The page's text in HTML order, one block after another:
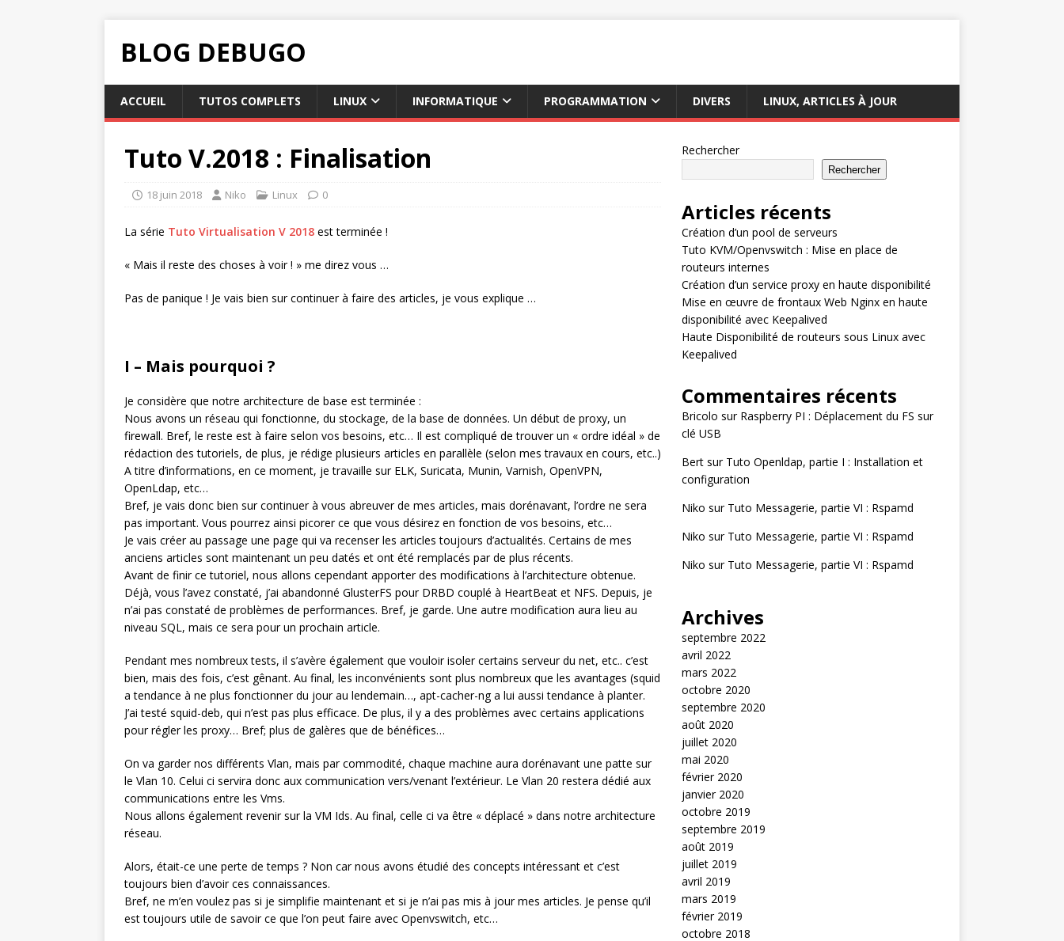
BLOG DEBUGO
ACCUEIL TUTOS COMPLETS LINUX INFORMATIQUE PROGRAMMATION DIVERS LINUX, ARTICLES À JOUR
Tuto V.2018 : Finalisation
18 juin 2018 Niko Linux 0
La série Tuto Virtualisation V 2018 est terminée !
« Mais il reste des choses à voir ! » me direz vous …
Pas de panique ! Je vais bien sur continuer à faire des articles, je vous explique …
I – Mais pourquoi ?
Je considère que notre architecture de base est terminée :
Nous avons un réseau qui fonctionne, du stockage, de la base de données. Un début de proxy, un
firewall. Bref, le reste est à faire selon vos besoins, etc… Il est compliqué de trouver un « ordre idéal » de
rédaction des tutoriels, de plus, je rédige plusieurs articles en parallèle (selon mes travaux en cours, etc..)
A titre d’informations, en ce moment, je travaille sur ELK, Suricata, Munin, Varnish, OpenVPN,
OpenLdap, etc…
Bref, je vais donc bien sur continuer à vous abreuver de mes articles, mais dorénavant, l’ordre ne sera
pas important. Vous pourrez ainsi picorer ce que vous désirez en fonction de vos besoins, etc…
Je vais créer au passage une page qui va recenser les articles toujours d’actualités. Certains de mes
anciens articles sont maintenant un peu datés et ont été remplacés par de plus récents.
Avant de finir ce tutoriel, nous allons cependant apporter des modifications à l’architecture obtenue.
Déjà, vous l’avez constaté, j’ai abandonné GlusterFS pour DRBD couplé à HeartBeat et NFS. Depuis, je
n’ai pas constaté de problèmes de performances. Bref, je garde. Une autre modification aura lieu au
niveau SQL, mais ce sera pour un prochain article.
Pendant mes nombreux tests, il s’avère également que vouloir isoler certains serveur du net, etc.. c’est
bien, mais des fois, c’est gênant. Au final, les inconvénients sont plus nombreux que les avantages (squid
a tendance à ne plus fonctionner du jour au lendemain…, apt-cacher-ng a lui aussi tendance à planter.
J’ai testé squid-deb, qui n’est pas plus efficace. De plus, il y a des problèmes avec certains applications
pour régler les proxy… Bref; plus de galères que de bénéfices…
On va garder nos différents Vlan, mais par commodité, chaque machine aura dorénavant une patte sur
le Vlan 10. Celui ci servira donc aux communication vers/venant l’extérieur. Le Vlan 20 restera dédié aux
communications entre les Vms.
Nous allons également revenir sur la VM Ids. Au final, celle ci va être « déplacé » dans notre architecture
réseau.
Alors, était-ce une perte de temps ? Non car nous avons étudié des concepts intéressant et c’est
toujours bien d’avoir ces connaissances.
Bref, ne m’en voulez pas si je simplifie maintenant et si je n’ai pas mis à jour mes articles. Je pense qu’il
est toujours utile de savoir ce que l’on peut faire avec Openvswitch, etc…
Rechercher
Rechercher
Articles récents
Création d’un pool de serveurs
Tuto KVM/Openvswitch : Mise en place de
routeurs internes
Création d’un service proxy en haute disponibilité
Mise en œuvre de frontaux Web Nginx en haute
disponibilité avec Keepalived
Haute Disponibilité de routeurs sous Linux avec
Keepalived
Commentaires récents
Bricolo sur Raspberry PI : Déplacement du FS sur
clé USB
Bertsur Tuto Openldap, partie I : Installation et
configuration
Niko sur Tuto Messagerie, partie VI : Rspamd
Niko sur Tuto Messagerie, partie VI : Rspamd
Niko sur Tuto Messagerie, partie VI : Rspamd
Archives
septembre 2022
avril 2022
mars 2022
octobre 2020
septembre 2020
août 2020
juillet 2020
mai 2020
février 2020
janvier 2020
octobre 2019
septembre 2019
août 2019
juillet 2019
avril 2019
mars 2019
février 2019
octobre 2018